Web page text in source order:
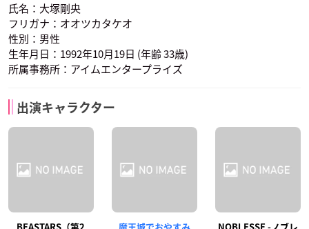
氏名：大塚剛央
フリガナ：オオツカタケオ
性別：男性
生年月日：1992年10月19日 (年齢 33歳)
所属事務所：アイムエンタープライズ
出演キャラクター